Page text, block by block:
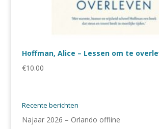
Hoffman, Alice – Lessen om te
€10.00
Recente berichten
Najaar 2026 – Orlando offline